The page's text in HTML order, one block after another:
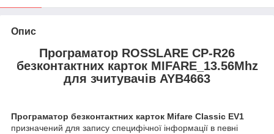
Опис
Програматор ROSSLARE CP-R26
безконтактних карток MIFARE_13.56Mhz
для зчитувачів AYB4663
Програматор безконтактних карток Mifare Classic EV1
призначений для запису специфічної інформації в певні